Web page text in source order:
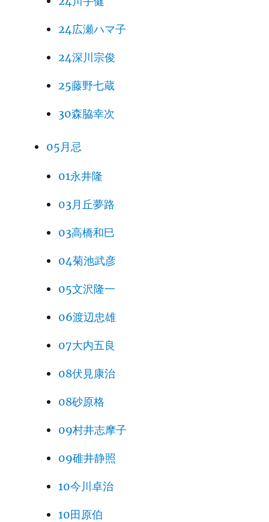
24広瀬ハマ子
24深川宗俊
25藤野七蔵
30森脇幸次
05月忌
01永井隆
03月丘夢路
03高橋和巳
04菊池武彦
05文沢隆一
06渡辺忠雄
07大内五良
08伏見康治
08砂原格
09村井志摩子
09碓井静照
10今川卓治
10田原伯